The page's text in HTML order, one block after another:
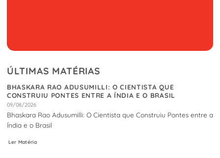
ÚLTIMAS MATÉRIAS
BHASKARA RAO ADUSUMILLI: O CIENTISTA QUE
CONSTRUIU PONTES ENTRE A ÍNDIA E O BRASIL
09/08/2026
Bhaskara Rao Adusumilli: O Cientista que Construiu Pontes entre a
Índia e o Brasil
Ler Matéria